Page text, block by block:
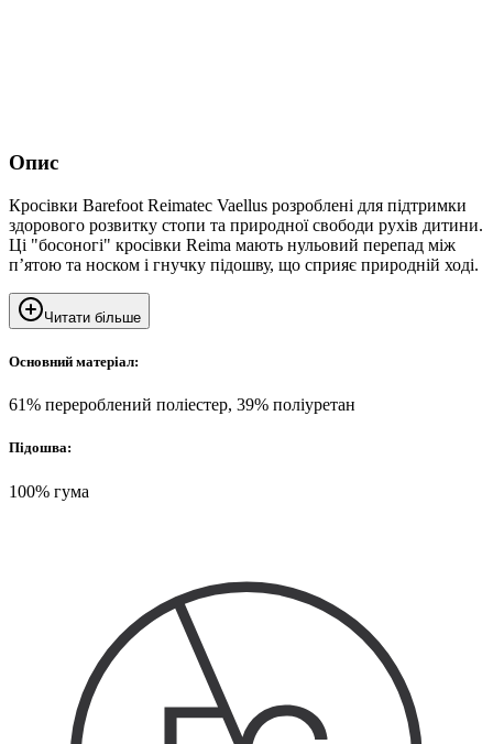
Опис
Кросівки Barefoot Reimatec Vaellus розроблені для підтримки
здорового розвитку стопи та природної свободи рухів дитини.
Ці "босоногі" кросівки Reima мають нульовий перепад між
п’ятою та носком і гнучку підошву, що сприяє природній ході.
Читати більше
Основний матеріал:
61% перероблений поліестер, 39% поліуретан
Підошва:
100% гума